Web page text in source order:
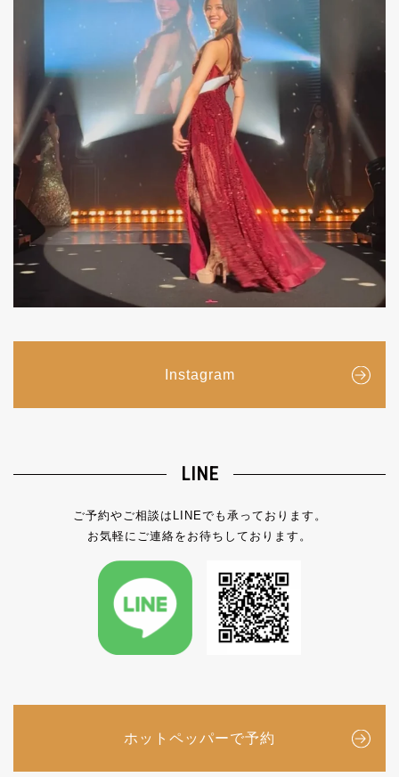
Instagram
LINE
ご予約やご相談はLINEでも承っております。
お気軽にご連絡をお待ちしております。
ホットペッパーで予約